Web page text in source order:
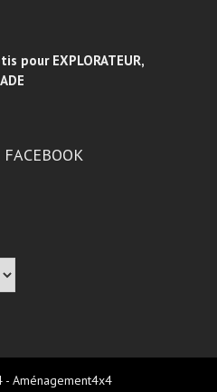
pour EXPLORATEUR,
- Aménagement4x4